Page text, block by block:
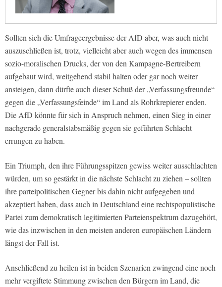
Sollten sich die Umfrageergebnisse der AfD aber, was auch nicht
auszuschließen ist, trotz, vielleicht aber auch wegen des immensen
sozio-moralischen Drucks, der von den Kampagne-Bertreibern
aufgebaut wird, weitgehend stabil halten oder gar noch weiter
ansteigen, dann dürfte auch dieser Schuß der „Verfassungsfreunde“
gegen die „Verfassungsfeinde“ im Land als Rohrkrepierer enden.
Die AfD könnte für sich in Anspruch nehmen, einen Sieg in einer
nachgerade generalstabsmäßig gegen sie geführten Schlacht
errungen zu haben.
Ein Triumph, den ihre Führungsspitzen gewiss weiter ausschlachten
würden, um so gestärkt in die nächste Schlacht zu ziehen – sollten
ihre parteipolitischen Gegner bis dahin nicht aufgegeben und
akzeptiert haben, dass auch in Deutschland eine rechtspopulistische
Partei zum demokratisch legitimierten Parteienspektrum dazugehört,
wie das inzwischen in den meisten anderen europäischen Ländern
längst der Fall ist.
Anschließend zu heilen ist in beiden Szenarien zwingend eine noch
mehr vergiftete Stimmung zwischen den Bürgern im Land, die